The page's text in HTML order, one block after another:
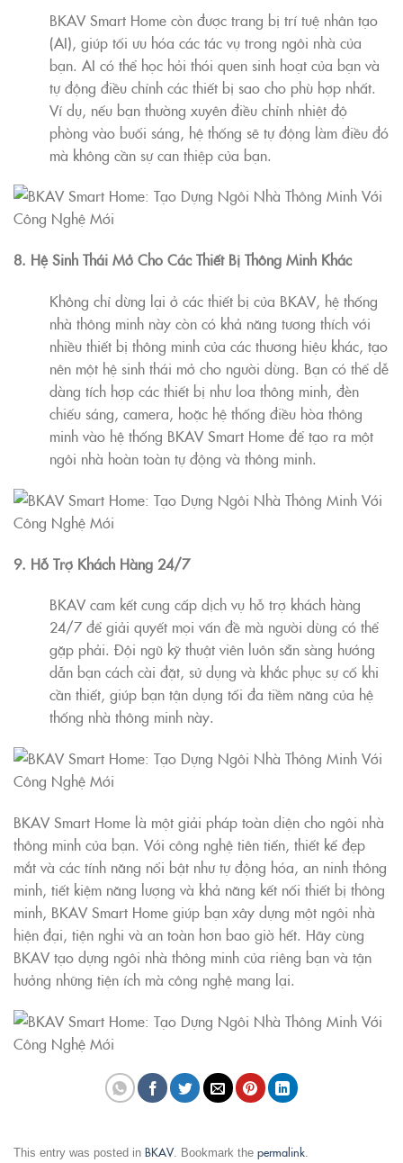
BKAV Smart Home còn được trang bị trí tuệ nhân tạo
(AI), giúp tối ưu hóa các tác vụ trong ngôi nhà của
bạn. AI có thể học hỏi thói quen sinh hoạt của bạn và
tự động điều chỉnh các thiết bị sao cho phù hợp nhất.
Ví dụ, nếu bạn thường xuyên điều chỉnh nhiệt độ
phòng vào buổi sáng, hệ thống sẽ tự động làm điều đó
mà không cần sự can thiệp của bạn.
8. Hệ Sinh Thái Mở Cho Các Thiết Bị Thông Minh Khác
Không chỉ dừng lại ở các thiết bị của BKAV, hệ thống
nhà thông minh này còn có khả năng tương thích với
nhiều thiết bị thông minh của các thương hiệu khác, tạo
nên một hệ sinh thái mở cho người dùng. Bạn có thể dễ
dàng tích hợp các thiết bị như loa thông minh, đèn
chiếu sáng, camera, hoặc hệ thống điều hòa thông
minh vào hệ thống BKAV Smart Home để tạo ra một
ngôi nhà hoàn toàn tự động và thông minh.
9. Hỗ Trợ Khách Hàng 24/7
BKAV cam kết cung cấp dịch vụ hỗ trợ khách hàng
24/7 để giải quyết mọi vấn đề mà người dùng có thể
gặp phải. Đội ngũ kỹ thuật viên luôn sẵn sàng hướng
dẫn bạn cách cài đặt, sử dụng và khắc phục sự cố khi
cần thiết, giúp bạn tận dụng tối đa tiềm năng của hệ
thống nhà thông minh này.
BKAV Smart Home là một giải pháp toàn diện cho ngôi nhà
thông minh của bạn. Với công nghệ tiên tiến, thiết kế đẹp
mắt và các tính năng nổi bật như tự động hóa, an ninh thông
minh, tiết kiệm năng lượng và khả năng kết nối thiết bị thông
minh, BKAV Smart Home giúp bạn xây dựng một ngôi nhà
hiện đại, tiện nghi và an toàn hơn bao giờ hết. Hãy cùng
BKAV tạo dựng ngôi nhà thông minh của riêng bạn và tận
hưởng những tiện ích mà công nghệ mang lại.
This entry was posted in BKAV. Bookmark the permalink.